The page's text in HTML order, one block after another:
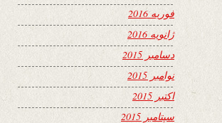
فوریه 2016
ژانویه 2016
دسامبر 2015
نوامبر 2015
اکتبر 2015
سپتامبر 2015